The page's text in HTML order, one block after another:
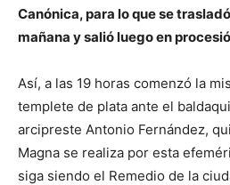
Canónica, para lo que se
mañana y salió luego en
Así, a las 19 horas comenzó la
templete de plata ante el
arcipreste Antonio Fernández,
Magna se realiza por esta
siga siendo el Remedio de la